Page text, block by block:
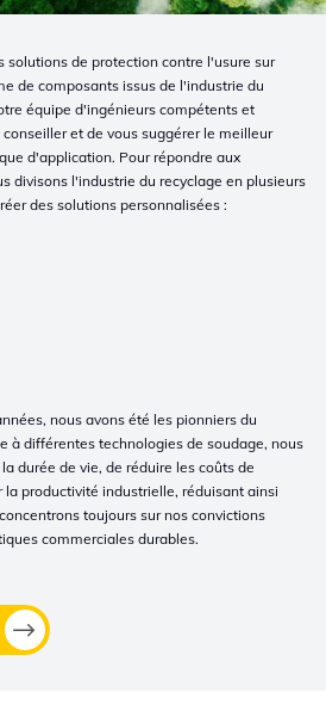
solutions de protection contre l'usure sur
de composants issus de l'industrie du
équipe d'ingénieurs compétents et
et de vous suggérer le meilleur
d'application. Pour répondre aux
divisons l'industrie du recyclage en plusieurs
des solutions personnalisées :
nous avons été les pionniers du
à différentes technologies de soudage, nous
durée de vie, de réduire les coûts de
productivité industrielle, réduisant ainsi
toujours sur nos convictions
commerciales durables.